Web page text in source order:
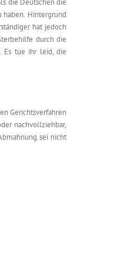
die Deutschen die
Hintergrund
hat jedoch
durch die
Es tue ihr leid, die
Gerichtsverfahren
nachvollziehbar,
sei nicht